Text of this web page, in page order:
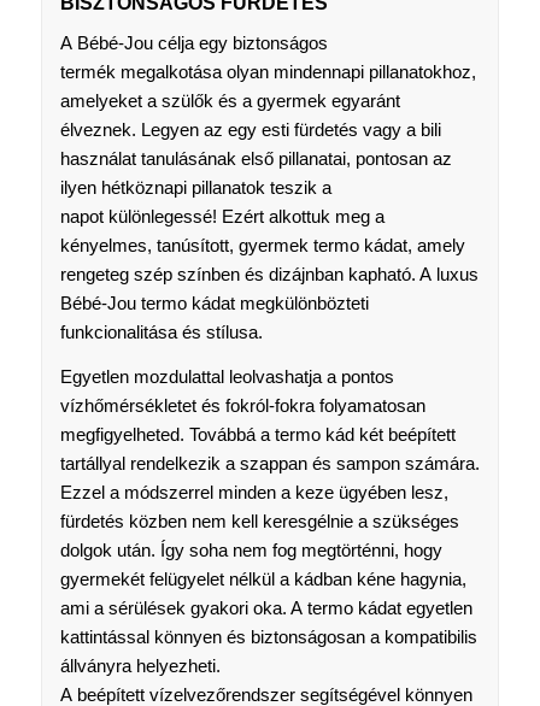
A Bébé-Jou célja egy biztonságos
termék megalkotása olyan mindennapi pillanatokhoz,
amelyeket a szülők és a gyermek egyaránt
élveznek. Legyen az egy esti fürdetés vagy a bili
használat tanulásának első pillanatai, pontosan az
ilyen hétköznapi pillanatok teszik a
napot különlegessé! Ezért alkottuk meg a
kényelmes, tanúsított, gyermek termo kádat, amely
rengeteg szép színben és dizájnban kapható. A luxus
Bébé-Jou termo kádat megkülönbözteti
funkcionalitása és stílusa.
Egyetlen mozdulattal leolvashatja a pontos
vízhőmérsékletet és fokról-fokra folyamatosan
megfigyelheted. Továbbá a termo kád két beépített
tartállyal rendelkezik a szappan és sampon számára.
Ezzel a módszerrel minden a keze ügyében lesz,
fürdetés közben nem kell keresgélnie a szükséges
dolgok után. Így soha nem fog megtörténni, hogy
gyermekét felügyelet nélkül a kádban kéne hagynia,
ami a sérülések gyakori oka. A termo kádat egyetlen
kattintással könnyen és biztonságosan a kompatibilis
állványra helyezheti.
A beépített vízelvezőrendszer segítségével könnyen